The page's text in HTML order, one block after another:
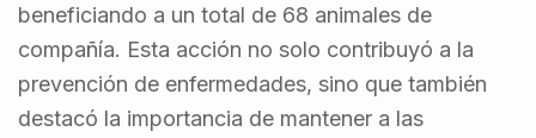
beneficiando a un total de 68 animales de
compañía. Esta acción no solo contribuyó a la
prevención de enfermedades, sino que también
destacó la importancia de mantener a las